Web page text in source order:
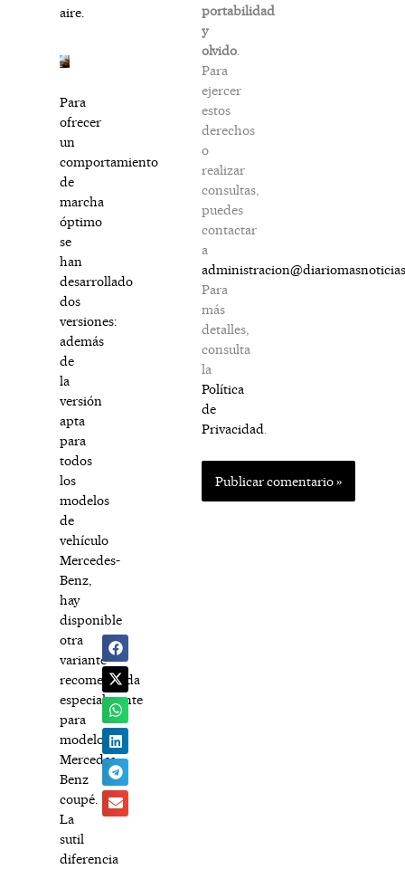
aire.
Para
ofrecer
un
comportamiento
de
marcha
óptimo
se
han
desarrollado
dos
versiones:
además
de
la
versión
apta
para
todos
los
modelos
de
vehículo
Mercedes-
Benz,
hay
disponible
otra
variante
recomendada
especialmente
para
modelos
Mercedes-
Benz
coupé.
La
sutil
diferencia
portabilidad
y
olvido
Para
ejercer
estos
derechos
o
realizar
consultas,
puedes
contactar
a
Para
más
detalles,
consulta
la
Política
de
Privacidad